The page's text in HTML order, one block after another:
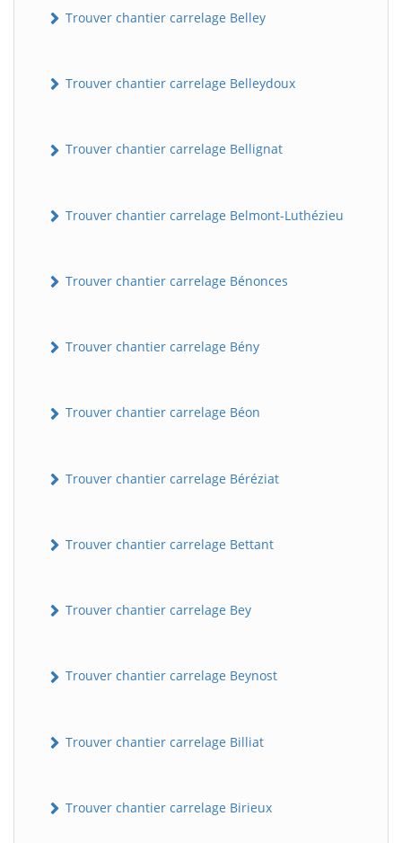
Trouver chantier carrelage Belley
Trouver chantier carrelage Belleydoux
Trouver chantier carrelage Bellignat
Trouver chantier carrelage Belmont-Luthézieu
Trouver chantier carrelage Bénonces
Trouver chantier carrelage Bény
Trouver chantier carrelage Béon
Trouver chantier carrelage Béréziat
Trouver chantier carrelage Bettant
Trouver chantier carrelage Bey
Trouver chantier carrelage Beynost
Trouver chantier carrelage Billiat
Trouver chantier carrelage Birieux